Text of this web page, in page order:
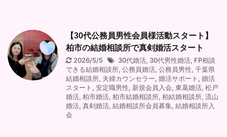
【30代公務員男性会員様活動スタート】
柏市の結婚相談所で真剣婚活スタート
2026/5/5 30代婚活, 30代男性婚活, FP相談
できる結婚相談所, 公務員婚活, 公務員男性, 千葉県
結婚相談所, 夫婦カウンセラー, 婚活サポート , 婚活
スタート , 安定職男性, 新規会員入会, 東葛婚活, 松戸
婚活, 柏市婚活, 柏市結婚相談所, 柏結婚相談所, 流山
婚活, 真剣婚活, 結婚相談所会員募集, 結婚相談所入
会